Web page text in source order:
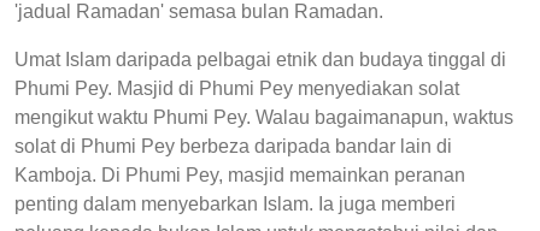
'jadual Ramadan' semasa bulan Ramadan.
Umat Islam daripada pelbagai etnik dan budaya tinggal di
Phumi Pey. Masjid di Phumi Pey menyediakan solat
mengikut waktu Phumi Pey. Walau bagaimanapun, waktus
solat di Phumi Pey berbeza daripada bandar lain di
Kamboja. Di Phumi Pey, masjid memainkan peranan
penting dalam menyebarkan Islam. Ia juga memberi